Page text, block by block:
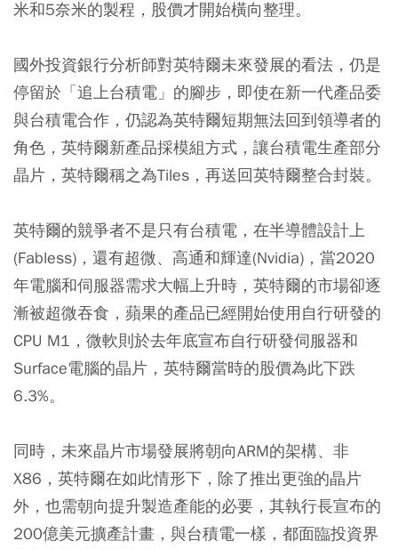
米和5奈米的製程，股價才開始橫向整理。
國外投資銀行分析師對英特爾未來發展的看法，仍是
停留於「追上台積電」的腳步，即使在新一代產品委
與台積電合作，仍認為英特爾短期無法回到領導者的
角色，英特爾新產品採模組方式，讓台積電生產部分
晶片，英特爾稱之為Tiles，再送回英特爾整合封裝。
英特爾的競爭者不是只有台積電，在半導體設計上
(Fabless)，還有超微、高通和輝達(Nvidia)，當2020
年電腦和伺服器需求大幅上升時，英特爾的市場卻逐
漸被超微吞食，蘋果的產品已經開始使用自行研發的
CPU M1，微軟則於去年底宣布自行研發伺服器和
Surface電腦的晶片，英特爾當時的股價為此下跌
6.3%。
同時，未來晶片市場發展將朝向ARM的架構、非
X86，英特爾在如此情形下，除了推出更強的晶片
外，也需朝向提升製造產能的必要，其執行長宣布的
200億美元擴產計畫，與台積電一樣，都面臨投資界